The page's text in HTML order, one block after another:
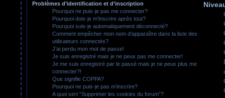
Problèmes d’identification et d’inscription
Pourquoi ne puis-je pas me connecter?
Pourquoi dois-je m’inscrire après tout?
Pourquoi suis-je automatiquement déconnecté?
Comment empêcher mon nom d’apparaître dans la liste des
utilisateurs connectés?
J’ai perdu mon mot de passe!
Je suis enregistré mais je ne peux pas me connecter!
Je me suis enregistré par le passé mais je ne peux plus me
connecter?!
Que signifie COPPA?
Pourquoi ne puis-je pas m’inscrire?
A quoi sert “Supprimer les cookies du forum”?